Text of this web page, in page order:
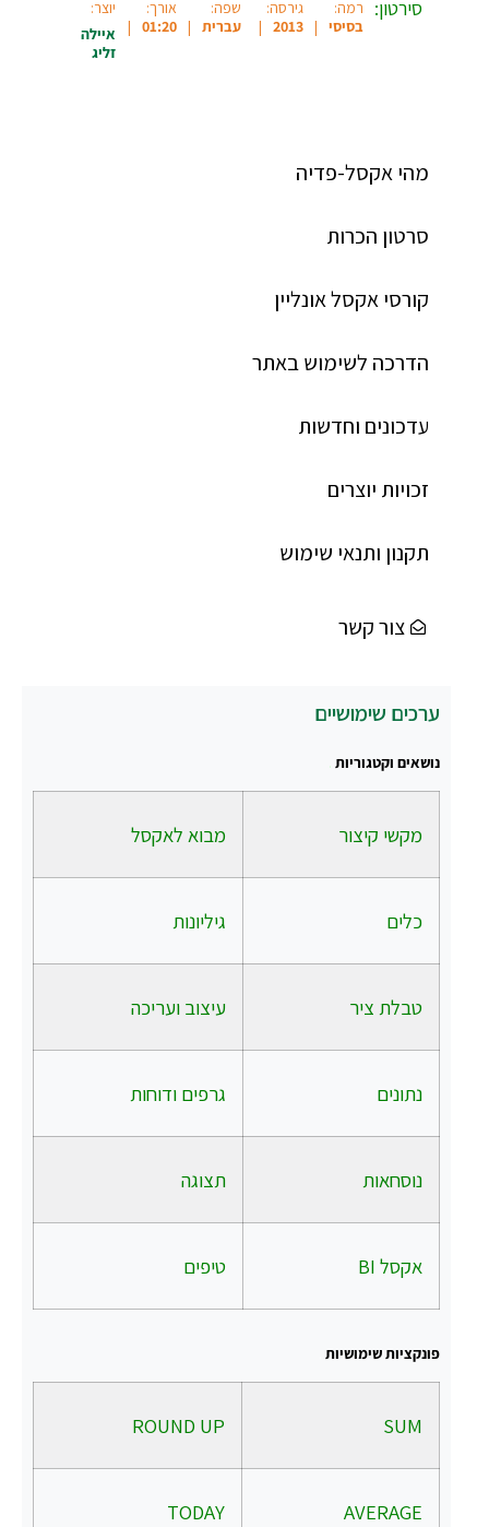
סירטון:
רמה:
בסיסי
גירסה:
2013
שפה:
עברית
אורך:
01:20
יוצר:
איילה
זליג
מהי אקסל-פדיה
סרטון הכרות
קורסי אקסל אונליין
הדרכה לשימוש באתר
עדכונים וחדשות
זכויות יוצרים
תקנון ותנאי שימוש
צור קשר
ערכים שימושיים
נושאים וקטגוריות .
מקשי קיצור מבוא לאקסל
כלים גיליונות
טבלת ציר עיצוב ועריכה
נתונים גרפים ודוחות
נוסחאות תצוגה
אקסל BI טיפים
פונקציות שימושיות
SUM
ROUND UP
AVERAGE
TODAY